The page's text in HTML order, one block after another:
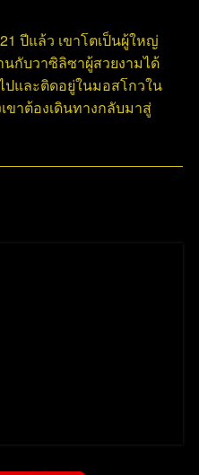
ปีแล้ว เขาโตเป็นผู้ใหญ่
กับวาซิลิซาผู้สวยงามได้
ปและติดอยู่ในมอสโกวใน
ขาต้องเดินทางกลับมาสู่